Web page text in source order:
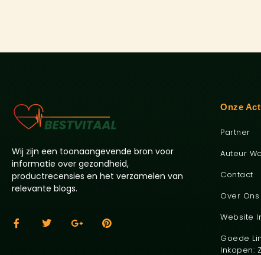
Wij zijn een toonaangevende bron voor
informatie over gezondheid,
productrecensies en het verzamelen van
relevante blogs.
Onze
Partner
Auteur
Contact
Over Ons
Website
Goede
Inkopen: